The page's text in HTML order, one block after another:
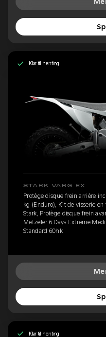
Klar til henting
STARK VARG EX
Protège disque frein arrière
kg (Enduro), Kit de visserie
Stark, Protège disque frein
Metzeler 6 Days Extreme
Standard 60hk
Klar til henting